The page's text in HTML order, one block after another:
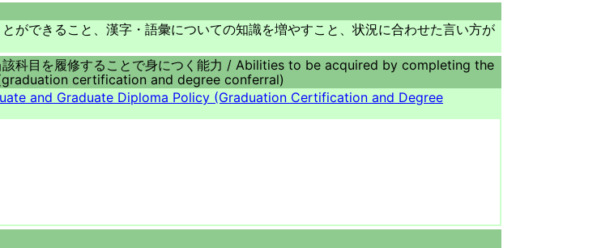
ができること、漢字・語彙についての知識を増やすこと、状況に合わせた言い方が
科目を履修することで身につく能力 / Abilities to be acquired by completing the
certification and degree conferral)
and Graduate Diploma Policy (Graduation Certification and Degree